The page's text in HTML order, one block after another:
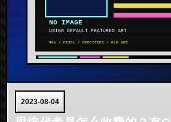
2023-08-04